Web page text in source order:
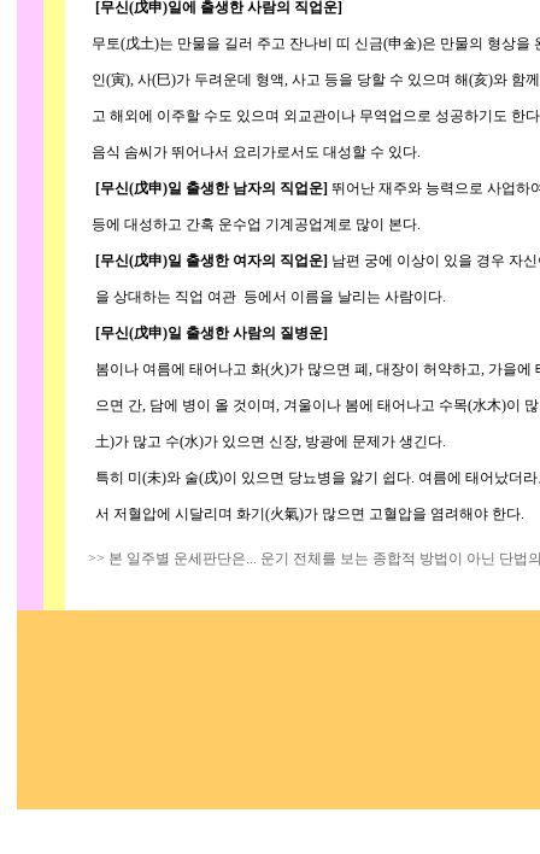
[무신(戊申)일에 출생한 사람의 직업운]
무토(戊土)는 만물을 길러 주고 잔나비 띠 신금(申金)은 만물의 형상을
인(寅), 사(巳)가 두려운데 형액, 사고 등을 당할 수 있으며 해(亥)와 함
고 해외에 이주할 수도 있으며 외교관이나 무역업으로 성공하기도 한
음식 솜씨가 뛰어나서 요리가로서도 대성할 수 있다.
[무신(戊申)일 출생한 남자의 직업운] 뛰어난 재주와 능력으로 사업하
등에 대성하고 간혹 운수업 기계공업계로 많이 본다.
[무신(戊申)일 출생한 여자의 직업운] 남편 궁에 이상이 있을 경우 자
을 상대하는 직업 여관 등에서 이름을 날리는 사람이다.
[무신(戊申)일 출생한 사람의 질병운]
봄이나 여름에 태어나고 화(火)가 많으면 폐, 대장이 허약하고, 가을에
으면 간, 담에 병이 올 것이며, 겨울이나 봄에 태어나고 수목(水木)이 많
土)가 많고 수(水)가 있으면 신장, 방광에 문제가 생긴다.
특히 미(未)와 술(戌)이 있으면 당뇨병을 앓기 쉽다. 여름에 태어났더라
서 저혈압에 시달리며 화기(火氣)가 많으면 고혈압을 염려해야 한다.
>> 본 일주별 운세판단은... 운기 전체를 보는 종합적 방법이 아닌 단법